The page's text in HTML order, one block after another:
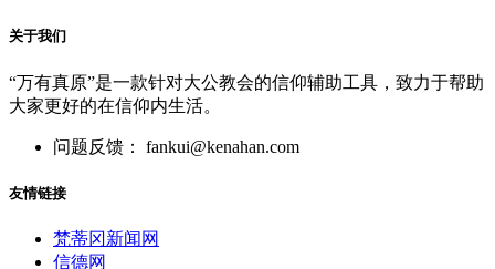
关于我们
“万有真原”是一款针对大公教会的信仰辅助工具，致力于帮助
大家更好的在信仰内生活。
问题反馈： fankui@kenahan.com
友情链接
梵蒂冈新闻网
信德网